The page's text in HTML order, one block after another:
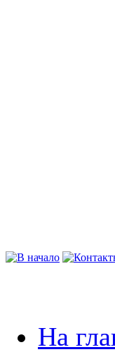
На